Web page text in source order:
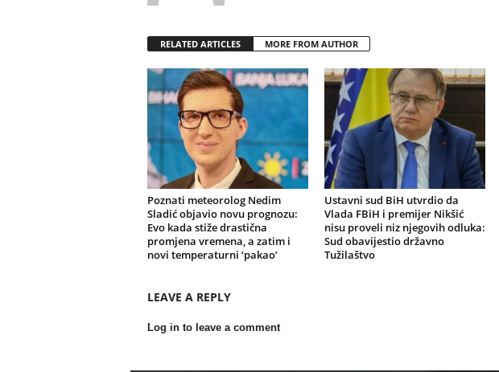
RELATED ARTICLES MORE FROM AUTHOR
Poznati meteorolog Nedim
Sladić objavio novu prognozu:
Evo kada stiže drastična
promjena vremena, a zatim i
novi temperaturni ‘pakao’
Ustavni sud BiH utvrdio da
Vlada FBiH i premijer Nikšić
nisu proveli niz njegovih odluka:
Sud obavijestio državno
Tužilaštvo
LEAVE A REPLY
Log in to leave a comment